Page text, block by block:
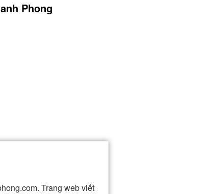
Phong
Trang web viết